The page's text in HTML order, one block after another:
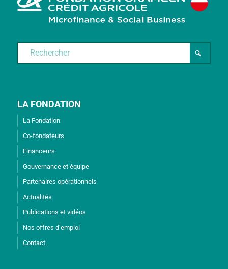
LA FONDATION
La Fondation
Co-fondateurs
Financeurs
Gouvernance et équipe
Partenaires opérationnels
Actualités
Publications et vidéos
Nos offres d’emploi
Contact